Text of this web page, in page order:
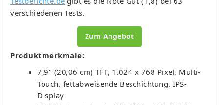
verschiedenen Tests.
Zum Angebot
Produktmerkmale:
7,9" (20,06 cm) TFT, 1.024 x 768 Pixel, Multi-
Touch, fettabweisende Beschichtung, IPS-
Display